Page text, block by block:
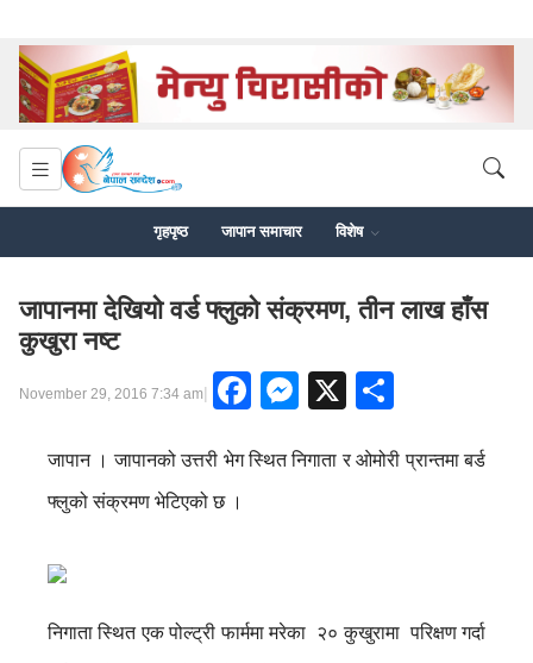
गृहपृष्ठ जापान समाचार विशेष
जापानमा देखियाे वर्ड फ्लुकाे संक्रमण, तीन लाख हाँस
कुखुरा नष्ट
November 29, 2016 7:34 am| Facebook
Messenger
X
जापान । जापानको उत्तरी भेग स्थित निगाता र ओमोरी प्रान्तमा बर्ड
फ्लुको संक्रमण भेटिएको छ ।
निगाता स्थित एक पोल्ट्री फार्ममा मरेका २० कुखुरामा परिक्षण गर्दा